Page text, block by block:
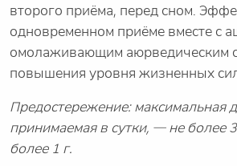
второго приёма, перед сном.
одновременном приёме вместе с
омолаживающим аюрведическим
повышения уровня жизненных
Предостережение: максимальная
принимаемая в сутки, — не более
более 1 г.